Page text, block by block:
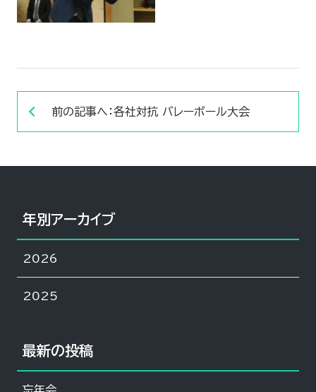
前の記事へ：各社対抗 バレーボール大会
年別アーカイブ
2026
2025
最新の投稿